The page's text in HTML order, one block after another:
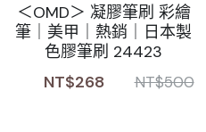
＜OMD＞ 凝膠筆刷 彩繪
筆｜美甲｜熱銷｜日本製
色膠筆刷 24423
NT$268
NT$500